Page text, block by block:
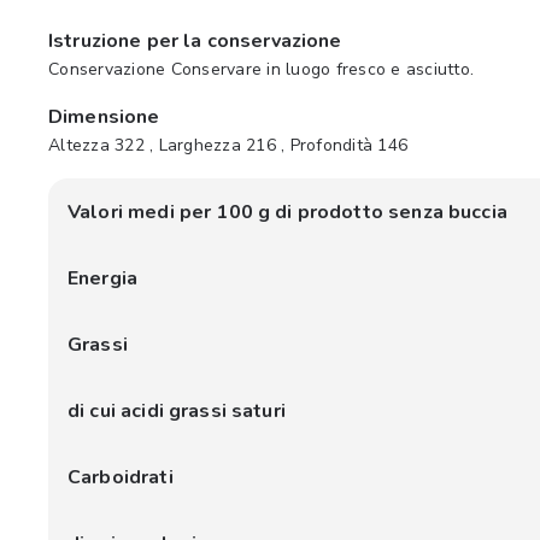
Istruzione per la conservazione
Conservazione Conservare in luogo fresco e asciutto.
Dimensione
Altezza 322 , Larghezza 216 , Profondità 146
Valori medi per 100 g di prodotto senza buccia
Energia
Grassi
di cui acidi grassi saturi
Carboidrati